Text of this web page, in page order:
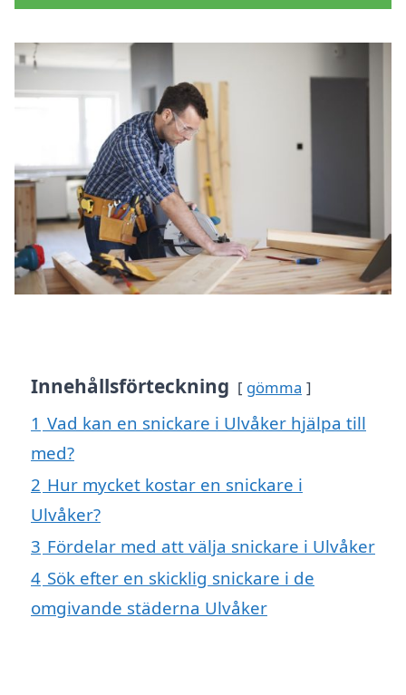
Innehållsförteckning gömma
1 Vad kan en snickare i Ulvåker hjälpa till
med?
2 Hur mycket kostar en snickare i
Ulvåker?
3 Fördelar med att välja snickare i Ulvåker
4 Sök efter en skicklig snickare i de
omgivande städerna Ulvåker